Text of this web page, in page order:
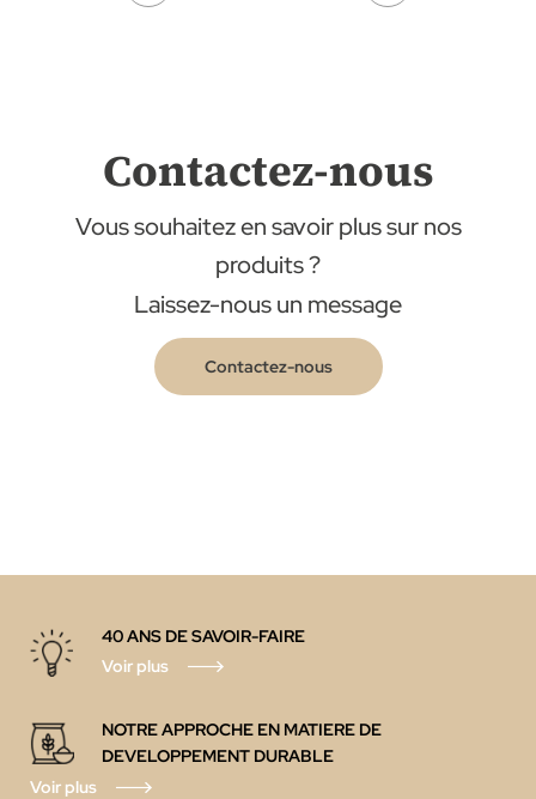
Contactez-nous
Vous souhaitez en savoir plus sur nos
produits ?
Laissez-nous un message
Contactez-nous
40 ANS DE SAVOIR-FAIRE
Voir plus
NOTRE APPROCHE EN MATIERE DE
DEVELOPPEMENT DURABLE
Voir plus